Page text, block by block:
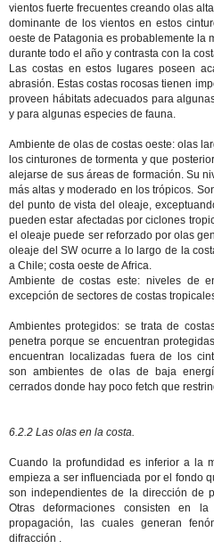
vientos fuerte frecuentes creando olas
dominante de los vientos en estos
oeste de Patagonia es probablemente la
durante todo el año y contrasta con la
Las costas en estos lugares poseen
abrasión. Estas costas rocosas tienen
proveen hábitats adecuados para
y para algunas especies de fauna.
Ambiente de olas de costas oeste: olas
los cinturones de tormenta y que
alejarse de sus áreas de formación. Su
más altas y moderado en los trópicos.
del punto de vista del oleaje,
pueden estar afectadas por ciclones
el oleaje puede ser reforzado por olas
oleaje del SW ocurre a lo largo de la
a Chile; costa oeste de Africa.
Ambiente de costas este: niveles de
excepción de sectores de costas
Ambientes protegidos: se trata de
penetra porque se encuentran
encuentran localizadas fuera de los
son ambientes de olas de baja
cerrados donde hay poco fetch que
6.2.2 Las olas en la costa.
Cuando la profundidad es inferior a la
empieza a ser influenciada por el fondo
son independientes de la dirección de
Otras deformaciones consisten en
propagación, las cuales generan
difracción .